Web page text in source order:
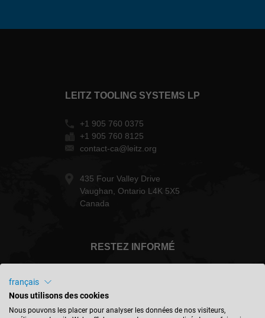
LEITZ TOOLING SYSTEMS LP
+1 905 760 0375
+1 905 760 8125
contact-ca@leitz.org
435 Four Valley Drive
Vaughan, Ontario L4K 5X5
Canada
RESTEZ INFORMÉ
Canada - français
français
Nous utilisons des cookies
Nous pouvons les placer pour analyser les données de nos visiteurs,